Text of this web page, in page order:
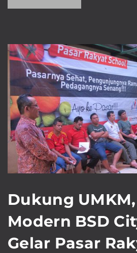
Dukung
Modern BSD
Gelar Pasar